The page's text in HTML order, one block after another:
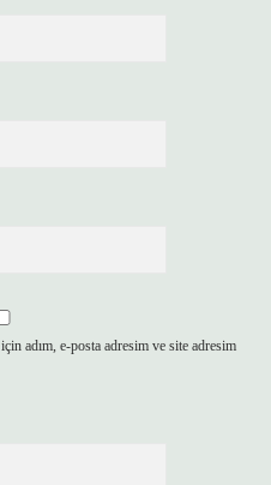
adım, e-posta adresim ve site adresim